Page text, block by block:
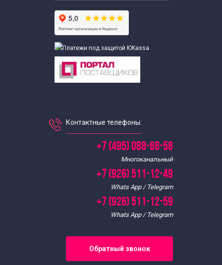
Контактные телефоны:
+7 (495) 088-68-58
Многоканальный
+7 (926) 511-12-49
Whats App / Telegram
+7 (926) 511-12-59
Whats App / Telegram
Обратный звонок